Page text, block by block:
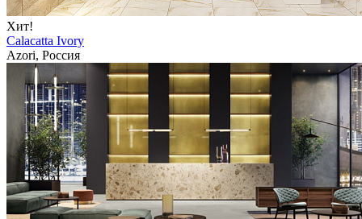
Хит!
Calacatta Ivory
Azori, Россия